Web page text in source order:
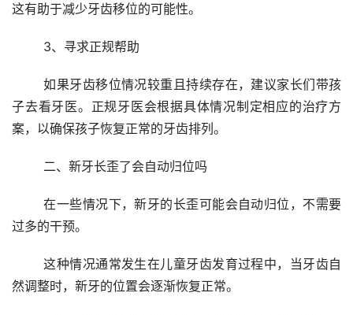
这有助于减少牙齿移位的可能性。
	3、寻求正规帮助
	如果牙齿移位情况较重且持续存在，建议家长们带孩
子去看牙医。正规牙医会根据具体情况制定相应的治疗方
案，以确保孩子恢复正常的牙齿排列。
	二、新牙长歪了会自动归位吗
	在一些情况下，新牙的长歪可能会自动归位，不需要
过多的干预。
	这种情况通常发生在儿童牙齿发育过程中，当牙齿自
然调整时，新牙的位置会逐渐恢复正常。